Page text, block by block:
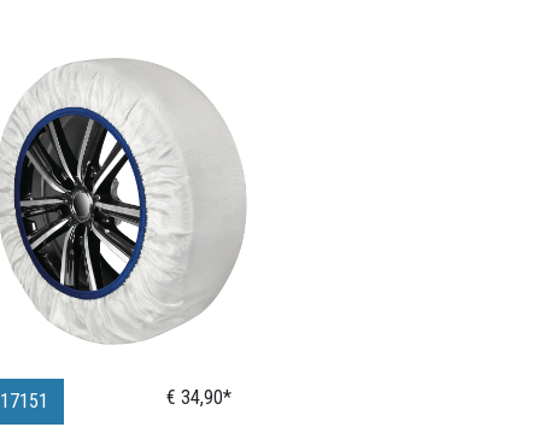
17151 € 34,90*